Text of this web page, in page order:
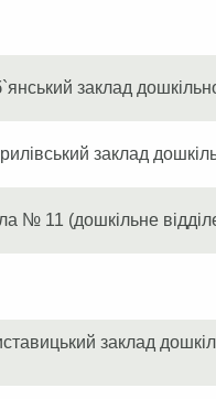
заклад
заклад
№ 11 (дошкільне
заклад